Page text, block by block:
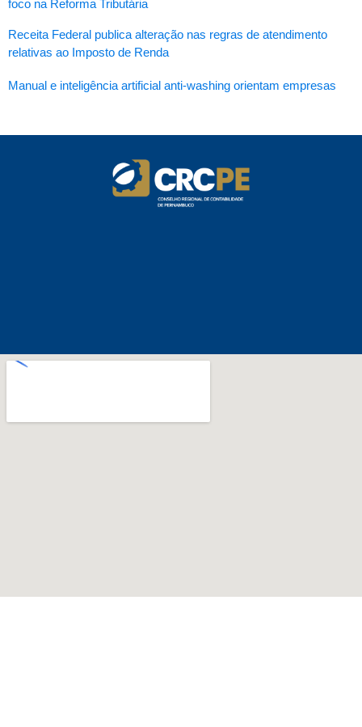
foco na Reforma Tributária
Receita Federal publica alteração nas regras de atendimento
relativas ao Imposto de Renda
Manual e inteligência artificial anti-washing orientam empresas